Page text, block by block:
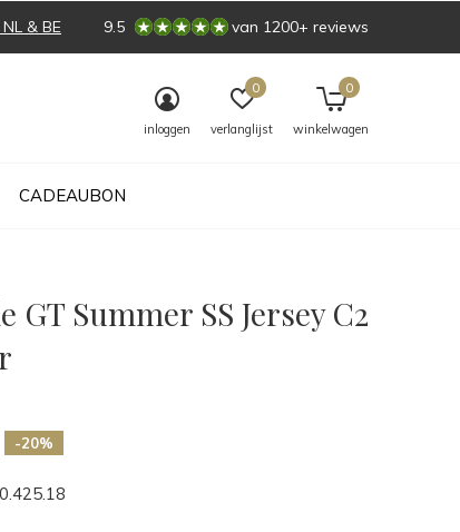
CADEAUBON
inloggen verlanglijst
0
winkelwagen
0
& BE 9.5 van 1200+ reviews
GT Summer SS Jersey C2
-20%